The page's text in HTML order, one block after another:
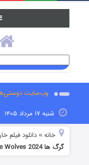
وب‌سایت
شنبه ۱۷ مرداد ۱۴۰۵
خانه »دانلود فیلم
گرگ ها Out Come the Wolves 2024